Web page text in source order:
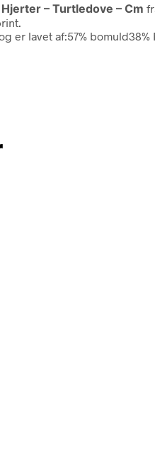
– Turtledove – Cm
lavet af:57% bomuld38%